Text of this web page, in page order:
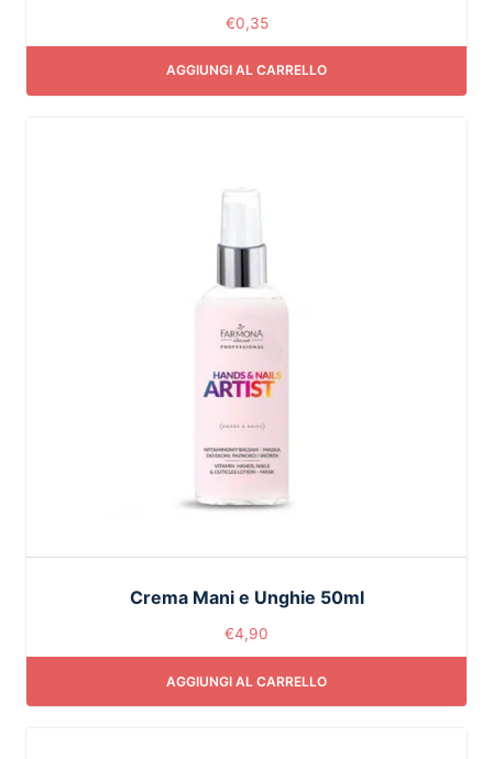
€0,35
AGGIUNGI AL CARRELLO
Crema Mani e Unghie 50ml
€4,90
AGGIUNGI AL CARRELLO